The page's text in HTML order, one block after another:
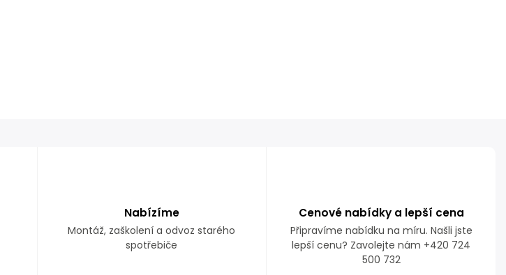
Nabízíme
Montáž, zaškolení a odvoz starého
spotřebiče
Cenové nabídky a lepší cena
Připravíme nabídku na míru. Našli jste
lepší cenu? Zavolejte nám +420 724
500 732